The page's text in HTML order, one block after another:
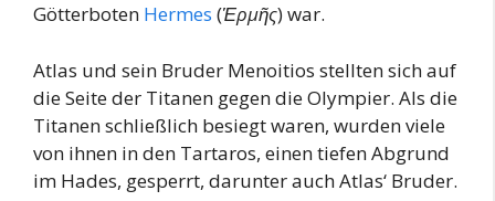
Götterboten Hermes (Ἑρμῆς) war.
Atlas und sein Bruder Menoitios stellten sich auf
die Seite der Titanen gegen die Olympier. Als die
Titanen schließlich besiegt waren, wurden viele
von ihnen in den Tartaros, einen tiefen Abgrund
im Hades, gesperrt, darunter auch Atlas‘ Bruder.